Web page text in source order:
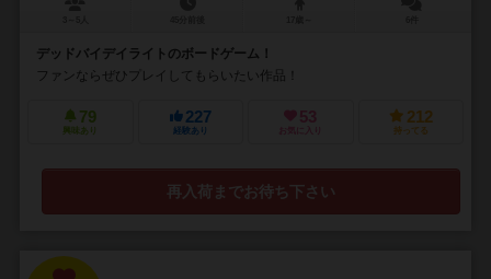
デッドバイデイライトのボードゲーム！
ファンならぜひプレイしてもらいたい作品！
79
興味あり
227
経験あり
53
お気に入り
212
持ってる
再入荷までお待ち下さい